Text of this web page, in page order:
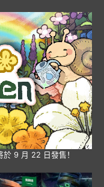
9 月 22 日發售！